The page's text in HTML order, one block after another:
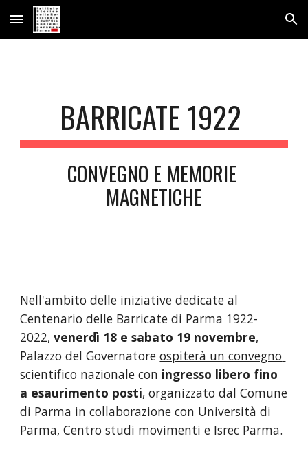
Skip to main content Skip to navigation
BARRICATE 1922
CONVEGNO E MEMORIE
MAGNETICHE
Nell'ambito delle iniziative dedicate al
Centenario delle Barricate di Parma 1922-
2022, venerdì 18 e sabato 19 novembre,
Palazzo del Governatore ospiterà un convegno
scientifico nazionale con ingresso libero fino
a esaurimento posti, organizzato dal Comune
di Parma in collaborazione con Università di
Parma, Centro studi movimenti e Isrec Parma.